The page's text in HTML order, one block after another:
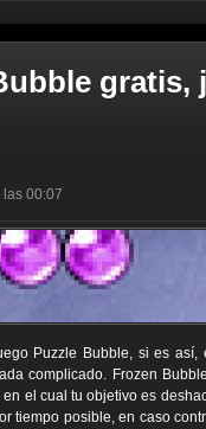
gratis,
00:07
Puzzle Bubble, si es así,
complicado. Frozen
el cual tu objetivo es
tiempo posible, en caso